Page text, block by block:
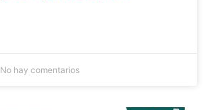
No hay comentarios